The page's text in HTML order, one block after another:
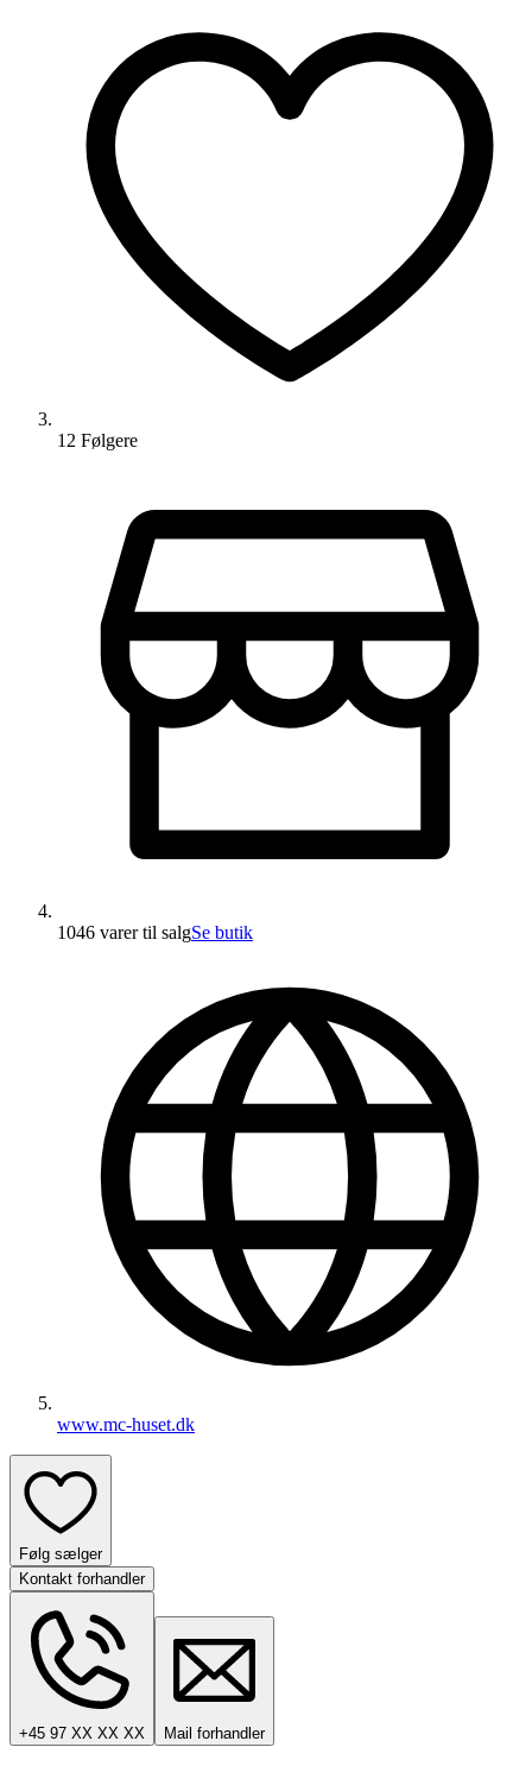
12 Følgere
1046 varertil salgSe butik
www.mc-huset.dk
Følg sælger
Kontakt forhandler
+45 97 XX XX XX Mail forhandler